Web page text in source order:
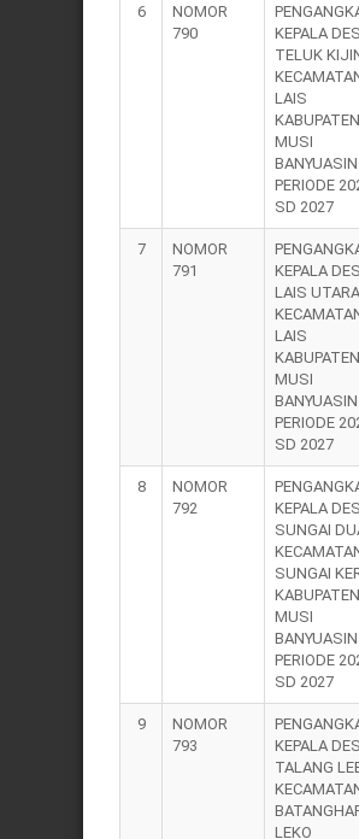
6
NOMOR
790
KEPALA
TELUK
LAIS
KABUPATEN
MUSI
BANYUASIN
PERIODE
SD 2027
7
NOMOR
791
KEPALA
LAIS UTARA
LAIS
KABUPATEN
MUSI
BANYUASIN
PERIODE
SD 2027
8
NOMOR
792
KEPALA
SUNGAI
SUNGAI
KABUPATEN
MUSI
BANYUASIN
PERIODE
SD 2027
9
NOMOR
793
KEPALA
TALANG
LEKO